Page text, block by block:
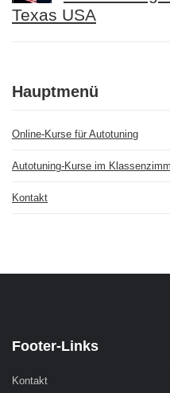
Texas USA
Hauptmenü
Online-Kurse für Autotuning
Autotuning-Kurse im
Kontakt
Footer-Links
Kontakt